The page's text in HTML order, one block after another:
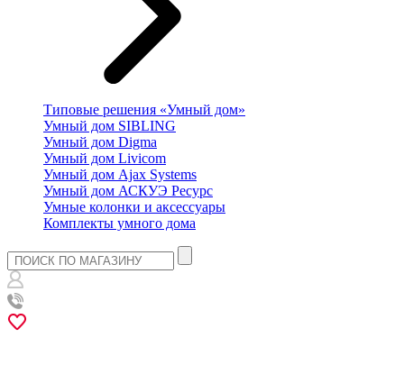
Типовые решения «Умный дом»
Умный дом SIBLING
Умный дом Digma
Умный дом Livicom
Умный дом Ajax Systems
Умный дом АСКУЭ Ресурс
Умные колонки и аксессуары
Комплекты умного дома